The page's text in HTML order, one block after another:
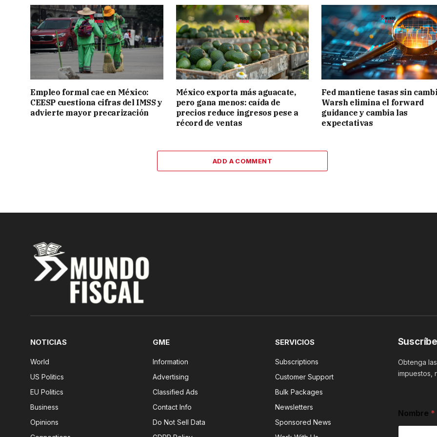
Empleo formal cae en México:
CEESP cuestiona cifras del IMSS y
advierte mayor precarización
México exporta más aguacate,
pero gana menos: caída de
precios reduce ingresos pese a
récord de ventas
Fed mantiene tasas sin
Warsh elimina el forward
guidance y cambia las
expectativas
ADD A COMMENT
NOTICIAS
World
US Politics
EU Politics
Business
Opinions
GME
Information
Advertising
Classified Ads
Contact Info
Do Not Sell Data
SERVICIOS
Subscriptions
Customer Support
Bulk Packages
Newsletters
Sponsored News
Obtenga
impuestos,
Nombre *